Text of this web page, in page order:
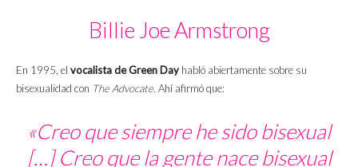
Billie Joe Armstrong
En 1995, el vocalista de Green Day habló abiertamente sobre su
bisexualidad con The Advocate. Ahí afirmó que:
«Creo que siempre he sido bisexual
[…] Creo que la gente nace bisexual